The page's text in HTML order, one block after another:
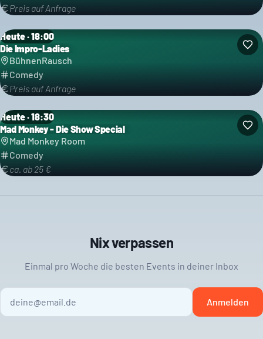
Preis auf Anfrage
Heute · 18:00
Die Impro-Ladies
BühnenRausch
Comedy
Preis auf Anfrage
Kategorie: Comedy
Heute · 18:30
Mad Monkey - Die Show Special
Mad Monkey Room
Comedy
ca. ab 25 €
Kategorie: Comedy
Nix verpassen
Einmal pro Woche die besten Events in deiner Inbox
Anmelden